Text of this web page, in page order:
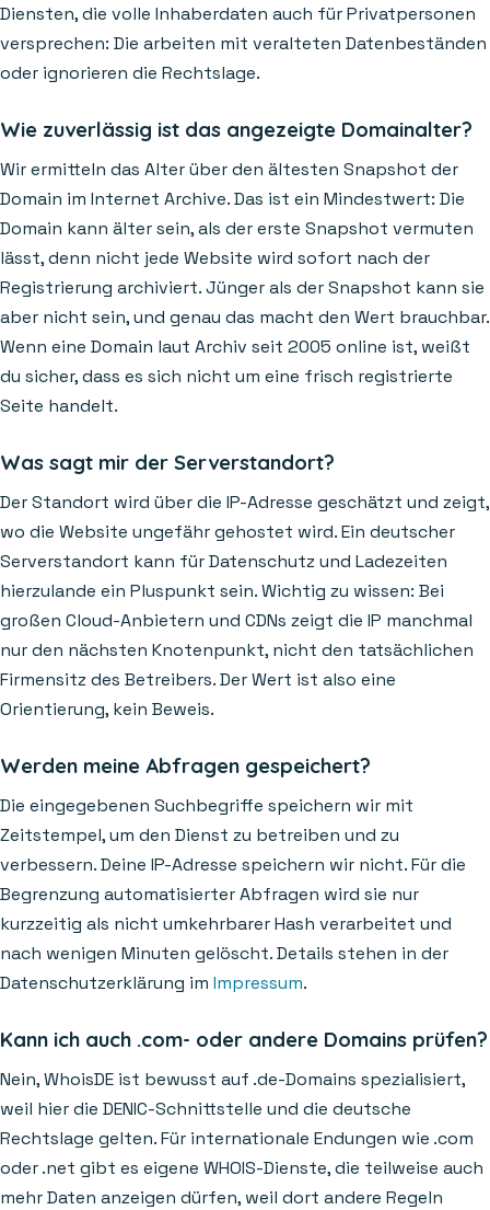
Diensten, die volle Inhaberdaten auch für Privatpersonen
versprechen: Die arbeiten mit veralteten Datenbeständen
oder ignorieren die Rechtslage.
Wie zuverlässig ist das angezeigte Domainalter?
Wir ermitteln das Alter über den ältesten Snapshot der
Domain im Internet Archive. Das ist ein Mindestwert: Die
Domain kann älter sein, als der erste Snapshot vermuten
lässt, denn nicht jede Website wird sofort nach der
Registrierung archiviert. Jünger als der Snapshot kann sie
aber nicht sein, und genau das macht den Wert brauchbar.
Wenn eine Domain laut Archiv seit 2005 online ist, weißt
du sicher, dass es sich nicht um eine frisch registrierte
Seite handelt.
Was sagt mir der Serverstandort?
Der Standort wird über die IP-Adresse geschätzt und zeigt,
wo die Website ungefähr gehostet wird. Ein deutscher
Serverstandort kann für Datenschutz und Ladezeiten
hierzulande ein Pluspunkt sein. Wichtig zu wissen: Bei
großen Cloud-Anbietern und CDNs zeigt die IP manchmal
nur den nächsten Knotenpunkt, nicht den tatsächlichen
Firmensitz des Betreibers. Der Wert ist also eine
Orientierung, kein Beweis.
Werden meine Abfragen gespeichert?
Die eingegebenen Suchbegriffe speichern wir mit
Zeitstempel, um den Dienst zu betreiben und zu
verbessern. Deine IP-Adresse speichern wir nicht. Für die
Begrenzung automatisierter Abfragen wird sie nur
kurzzeitig als nicht umkehrbarer Hash verarbeitet und
nach wenigen Minuten gelöscht. Details stehen in der
Datenschutzerklärung im Impressum.
Kann ich auch .com- oder andere Domains prüfen?
Nein, WhoisDE ist bewusst auf .de-Domains spezialisiert,
weil hier die DENIC-Schnittstelle und die deutsche
Rechtslage gelten. Für internationale Endungen wie .com
oder .net gibt es eigene WHOIS-Dienste, die teilweise auch
mehr Daten anzeigen dürfen, weil dort andere Regeln